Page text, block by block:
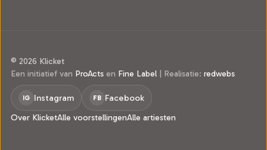
© 2026 Klicket
Een initiatief van ProActs en Fine Label | Realisatie: redwebs
IG Instagram FB Facebook
Over KlicketAlle voorstellingenAlle artiesten